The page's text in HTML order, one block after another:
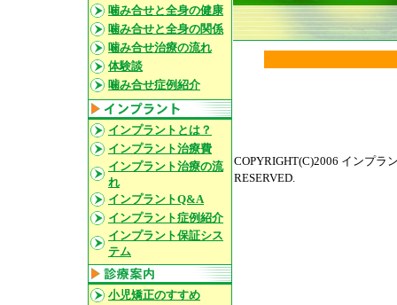
噛み合せと全身の健康
噛み合せと全身の関係
噛み合せ治療の流れ
体験談
噛み合せ症例紹介
インプラントとは？
インプラント治療費
インプラント治療の流
れ
インプラントQ&A
インプラント症例紹介
インプラント保証シス
テム
小児矯正のすすめ
COPYRIGHT(C)2006 インプラ
RESERVED.